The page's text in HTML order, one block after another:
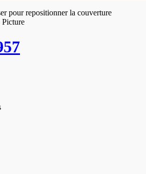
pour repositionner la couverture